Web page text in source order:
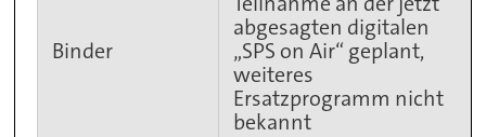
Binder
abgesagten digitalen
„SPS on Air“ geplant,
weiteres
Ersatzprogramm nicht
bekannt